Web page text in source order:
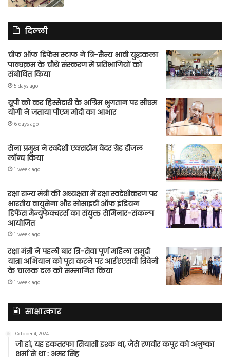
दिल्ली
चीफ ऑफ डिफेंस स्टाफ ने त्रि-सैन्य भावी युद्धकला
पाठ्यक्रम के चौथे संस्करण में प्रतिभागियों को
संबोधित किया
5 days ago
यूपी को कर हिस्सेदारी के अग्रिम भुगतान पर सीएम
योगी ने जताया पीएम मोदी का आभार
6 days ago
सेना प्रमुख ने स्वदेशी एक्सट्रीम वेदर ग्रेड डीजल
लॉन्च किया
1 week ago
रक्षा राज्य मंत्री की अध्यक्षता में रक्षा स्वदेशीकरण पर
भारतीय वायुसेना और सोसाइटी ऑफ इंडियन
डिफेंस मैन्युफैक्चरर्स का संयुक्त सेमिनार-संकल्प
आयोजित
1 week ago
रक्षा मंत्री ने पहली बार त्रि-सेवा पूर्ण महिला समुद्री
यात्रा अभियान को पूरा करने पर आईएएसवी त्रिवेनी
के चालक दल को सम्मानित किया
1 week ago
साक्षात्कार
October 4, 2024
जी हां, यह इकतरफा सियासी इश्क था, जैसे रणवीर कपूर को अनुष्का
शर्मा से था : अमर सिंह